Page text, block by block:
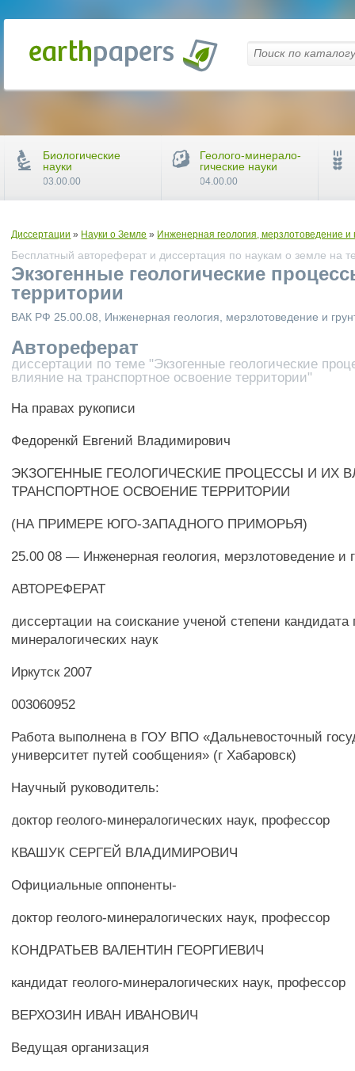
Диссертации » Науки о Земле » Инженерная геология, мерзлотоведение и
Бесплатный автореферат и диссертация по наукам о земле на
Экзогенные геологические
территории
ВАК РФ 25.00.08, Инженерная геология, мерзлотоведение и
Автореферат
диссертации по теме "Экзогенные геологические
влияние на транспортное освоение территории"
На правах рукописи
Федоренкй Евгений Владимирович
ЭКЗОГЕННЫЕ ГЕОЛОГИЧЕСКИЕ ПРОЦЕССЫ И ИХ
ТРАНСПОРТНОЕ ОСВОЕНИЕ ТЕРРИТОРИИ
(НА ПРИМЕРЕ ЮГО-ЗАПАДНОГО ПРИМОРЬЯ)
25.00 08 — Инженерная геология, мерзлотоведение и
АВТОРЕФЕРАТ
диссертации на соискание ученой степени кандидата
минералогических наук
Иркутск 2007
003060952
Работа выполнена в ГОУ ВПО «Дальневосточный
университет путей сообщения» (г Хабаровск)
Научный руководитель:
доктор геолого-минералогических наук, профессор
КВАШУК СЕРГЕЙ ВЛАДИМИРОВИЧ
Официальные оппоненты-
доктор геолого-минералогических наук, профессор
КОНДРАТЬЕВ ВАЛЕНТИН ГЕОРГИЕВИЧ
кандидат геолого-минералогических наук, профессор
ВЕРХОЗИН ИВАН ИВАНОВИЧ
Ведущая организация
Биологические
науки
03.00.00
Геолого-минерало-
гические науки
04.00.00